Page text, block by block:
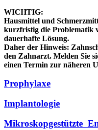
WICHTIG:
Hausmittel und
kurzfristig die Problematik
dauerhafte Lösung.
Daher der Hinweis:
den Zahnarzt. Melden Sie
einen Termin zur näheren
Prophylaxe
Implantologie
Mikroskop­gestützte